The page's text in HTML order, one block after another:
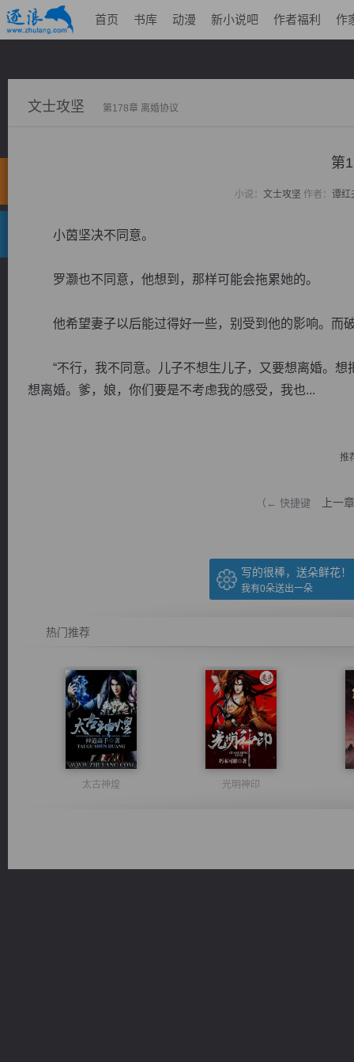
首页 书库 动漫 新小说吧 作者福利 作
文士攻坚 第178章 离婚协议
第
小说： 文士攻坚 作者： 谭红
小茵坚决不同意。
罗灏也不同意，他想到，那样可能会拖累她的。
他希望妻子以后能过得好一些，别受到他的影响。而
“不行，我不同意。儿子不想生儿子，又要想离婚。想
想离婚。爹，娘，你们要是不考虑我的感受，我也...
推
（← 快捷键 上一章
写的很棒，送朵鲜花！
我有0朵送出一朵
热门推荐
太古神煌 光明神印